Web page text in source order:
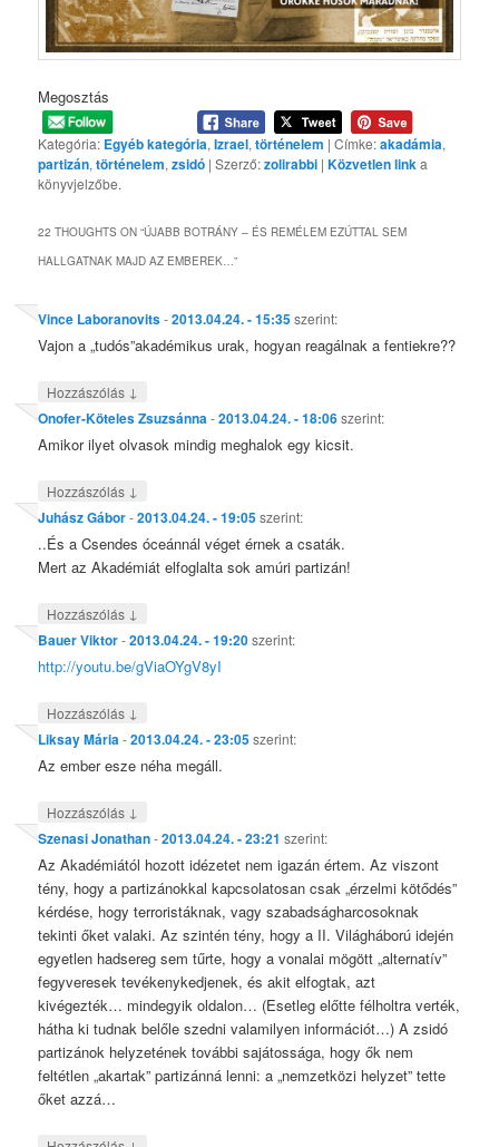
Megosztás
Kategória: Egyéb kategória,Izrael,történelem | Címke:akadámia,
partizán,történelem,zsidó | Szerző:zolirabbi |Közvetlen linka
könyvjelzőbe.
22 THOUGHTS ON “ÚJABB BOTRÁNY – ÉS REMÉLEM EZÚTTAL SEM
HALLGATNAK MAJD AZ EMBEREK…”
Vince Laboranovits-2013.04.24. - 15:35szerint:
Vajon a „tudós”akadémikus urak, hogyan reagálnak a fentiekre??
Hozzászólás ↓
Onofer-Köteles Zsuzsánna-2013.04.24. - 18:06szerint:
Amikor ilyet olvasok mindig meghalok egy kicsit.
Hozzászólás ↓
Juhász Gábor-2013.04.24. - 19:05szerint:
..És a Csendes óceánnál véget érnek a csaták.
Mert az Akadémiát elfoglalta sok amúri partizán!
Hozzászólás ↓
Bauer Viktor-2013.04.24. - 19:20szerint:
http://youtu.be/gViaOYgV8yI
Hozzászólás ↓
Liksay Mária-2013.04.24. - 23:05szerint:
Az ember esze néha megáll.
Hozzászólás ↓
Szenasi Jonathan-2013.04.24. - 23:21 szerint:
Az Akadémiától hozott idézetet nem igazán értem. Az viszont
tény, hogy a partizánokkal kapcsolatosan csak „érzelmi kötődés”
kérdése, hogy terroristáknak, vagy szabadságharcosoknak
tekinti őket valaki. Az szintén tény, hogy a II. Világháború idején
egyetlen hadsereg sem tűrte, hogy a vonalai mögött „alternatív”
fegyveresek tevékenykedjenek, és akit elfogtak, azt
kivégezték… mindegyik oldalon… (Esetleg előtte félholtra verték,
hátha ki tudnak belőle szedni valamilyen információt…) A zsidó
partizánok helyzetének további sajátossága, hogy ők nem
feltétlen „akartak” partizánná lenni: a „nemzetközi helyzet” tette
őket azzá…